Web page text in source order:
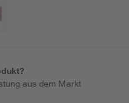
aus dem Markt